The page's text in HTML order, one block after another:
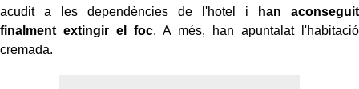
acudit a les dependències de l'hotel i
han aconseguit
finalment extingir el foc. A més, han apuntalat l'habitació
cremada.